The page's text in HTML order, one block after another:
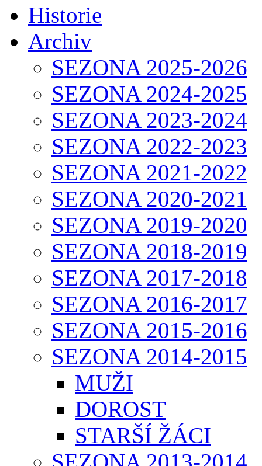
Historie
Archiv
SEZONA 2025-2026
SEZONA 2024-2025
SEZONA 2023-2024
SEZONA 2022-2023
SEZONA 2021-2022
SEZONA 2020-2021
SEZONA 2019-2020
SEZONA 2018-2019
SEZONA 2017-2018
SEZONA 2016-2017
SEZONA 2015-2016
SEZONA 2014-2015
MUŽI
DOROST
STARŠÍ ŽÁCI